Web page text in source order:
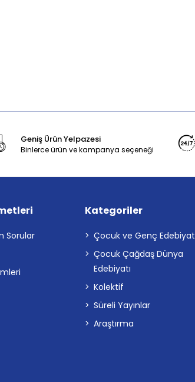
Geniş Ürün Yelpazesi
Binlerce ürün ve kampanya seçeneği
Sorular
Kategoriler
Çocuk ve Genç Edebiyat
Çocuk Çağdaş Dünya
Edebiyatı
Kolektif
Süreli Yayınlar
Araştırma